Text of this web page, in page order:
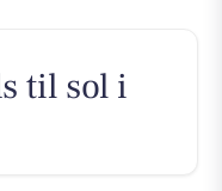
til sol i